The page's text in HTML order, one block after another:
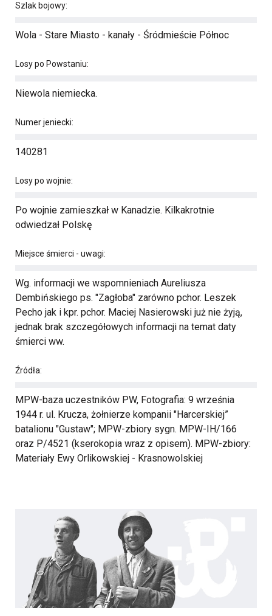
Szlak bojowy:
Wola - Stare Miasto - kanały - Śródmieście Północ
Losy po Powstaniu:
Niewola niemiecka.
Numer jeniecki:
140281
Losy po wojnie:
Po wojnie zamieszkał w Kanadzie. Kilkakrotnie
odwiedzał Polskę
Miejsce śmierci - uwagi:
Wg. informacji we wspomnieniach Aureliusza
Dembińskiego ps. "Zagłoba" zarówno pchor. Leszek
Pecho jak i kpr. pchor. Maciej Nasierowski już nie żyją,
jednak brak szczegółowych informacji na temat daty
śmierci ww.
Źródła:
MPW-baza uczestników PW, Fotografia: 9 września
1944 r. ul. Krucza, żołnierze kompanii "Harcerskiej”
batalionu "Gustaw"; MPW-zbiory sygn. MPW-IH/166
oraz P/4521 (kserokopia wraz z opisem). MPW-zbiory:
Materiały Ewy Orlikowskiej - Krasnowolskiej